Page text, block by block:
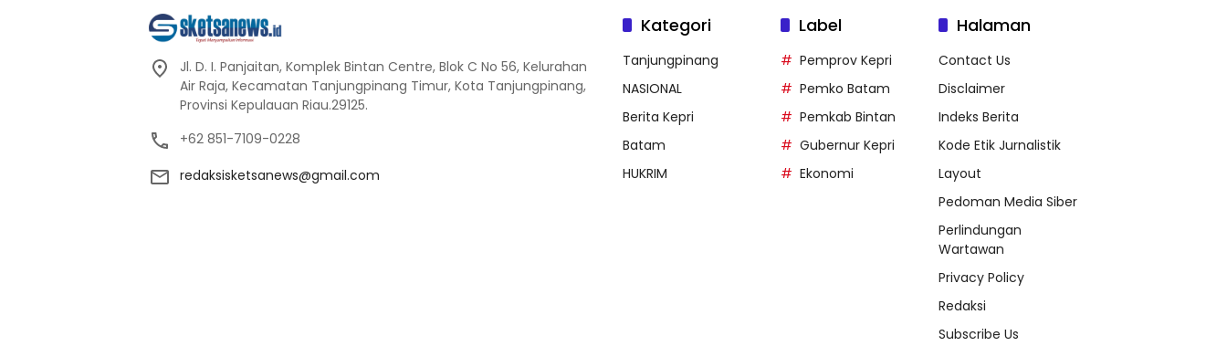
Jl. D. I. Panjaitan, Komplek Bintan Centre, Blok C No 56, Kelurahan
Air Raja, Kecamatan Tanjungpinang Timur, Kota Tanjungpinang,
Provinsi Kepulauan Riau.29125.
+62 851-7109-0228
redaksisketsanews@gmail.com
Kategori
Tanjungpinang
NASIONAL
Berita Kepri
Batam
HUKRIM
Label
Pemprov Kepri
Pemko Batam
Pemkab Bintan
Gubernur Kepri
Ekonomi
Halaman
Contact Us
Disclaimer
Indeks Berita
Kode Etik Jurnalistik
Layout
Pedoman Media Siber
Perlindungan
Wartawan
Privacy Policy
Redaksi
Subscribe Us